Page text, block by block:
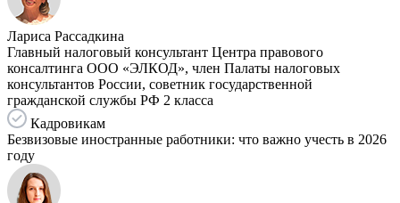
Лариса Рассадкина
Главный налоговый консультант Центра правового
консалтинга ООО «ЭЛКОД», член Палаты налоговых
консультантов России, советник государственной
гражданской службы РФ 2 класса
Кадровикам
Безвизовые иностранные работники: что важно учесть в 2026
году